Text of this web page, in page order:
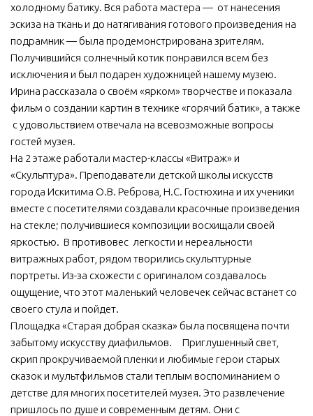
холодному батику. Вся работа мастера — от нанесения
эскиза на ткань и до натягивания готового произведения на
подрамник — была продемонстрирована зрителям.
Получившийся солнечный котик понравился всем без
исключения и был подарен художницей нашему музею.
Ирина рассказала о своём «ярком» творчестве и показала
фильм о создании картин в технике «горячий батик», а также
с удовольствием отвечала на всевозможные вопросы
гостей музея.
На 2 этаже работали мастер-классы «Витраж» и
«Скульптура». Преподаватели детской школы искусств
города Искитима О.В. Реброва, Н.С. Гостюхина и их ученики
вместе с посетителями создавали красочные произведения
на стекле; получившиеся композиции восхищали своей
яркостью. В противовес легкости и нереальности
витражных работ, рядом творились скульптурные
портреты. Из-за схожести с оригиналом создавалось
ощущение, что этот маленький человечек сейчас встанет со
своего стула и пойдет.
Площадка «Старая добрая сказка» была посвящена почти
забытому искусству диафильмов. Приглушенный свет,
скрип прокручиваемой пленки и любимые герои старых
сказок и мультфильмов стали теплым воспоминанием о
детстве для многих посетителей музея. Это развлечение
пришлось по душе и современным детям. Они с